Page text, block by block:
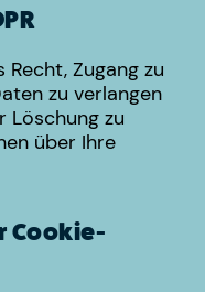
Recht, Zugang zu
zu verlangen
Löschung zu
über Ihre
Cookie-